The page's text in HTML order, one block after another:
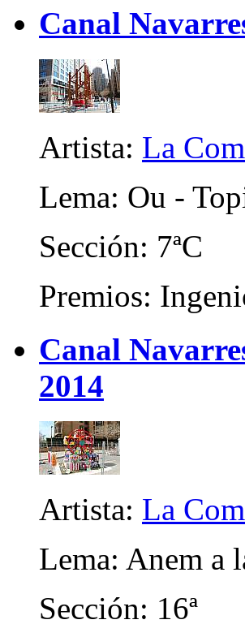
Canal
Artista: La
Lema: Ou -
Sección: 7ªC
Premios:
Canal
2014
Artista: La
Lema: Anem a
Sección: 16ª